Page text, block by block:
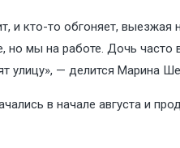
и кто-то обгоняет, выезжая
но мы на работе. Дочь часто
улицу», — делится Марина
в начале августа и